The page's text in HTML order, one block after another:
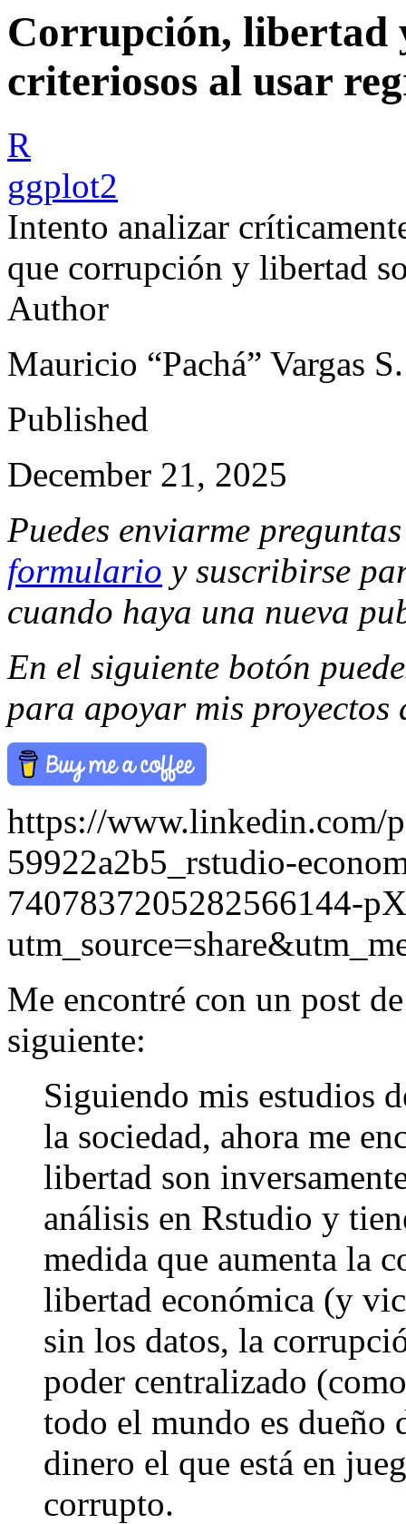
Corrupción, libertad
criteriosos al usar
R
ggplot2
Intento analizar
que corrupción y libertad
Author
Mauricio “Pachá” Vargas S.
Published
December 21, 2025
Puedes enviarme
formulario y suscribirse
cuando haya una nueva
En el siguiente botón
para apoyar mis
https://www.linkedin.com/
59922a2b5_rstudio-
7407837205282566144-
Me encontré con un post
siguiente:
Siguiendo mis estudios
la sociedad, ahora me
libertad son
análisis en Rstudio y
medida que aumenta la
libertad económica (y
sin los datos, la
poder centralizado
todo el mundo es dueño
dinero el que está en
corrupto.